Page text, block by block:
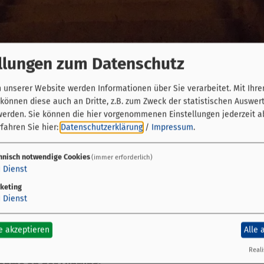
nicht nurin, sondern auch „aufden Keller"
der Bamberger Felsenkeller, einer
Domberg durch verwinkelte Gassen vorbei an
im Berggebiet. Hier entstand ein
Wein und Bier, aber auch bei der Gewinnung von
im 19. Jahrhundert bewirtschaftet und noch
Runde unter schattenspendenden Bäumen ein
zum Datenschutz
unserer Website werden Informationen über Sie verarbeitet. Mit
diese auch an Dritte, z.B. zum Zweck der statistischen
Sie können die hier vorgenommenen Einstellungen jederzeit
Sie hier: Datenschutzerklärung / Impressum.
notwendige Cookies(immer erforderlich)
Dienst
Dienst
akzeptieren Alle